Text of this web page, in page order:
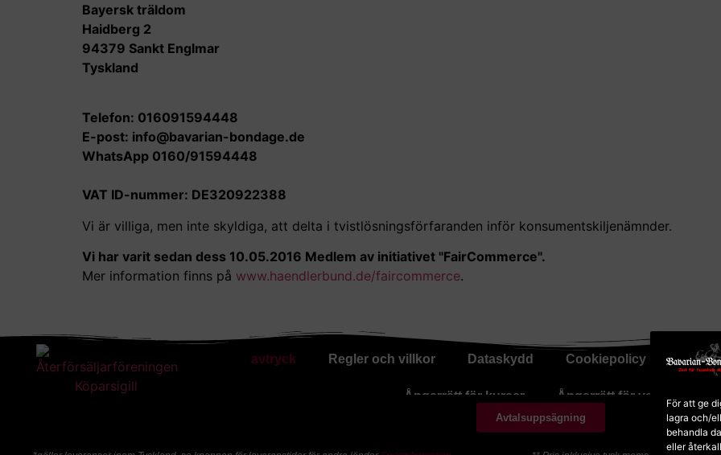
För att ge
lagra och/
behandla
eller
Bayersk träldom
Haidberg 2
94379 Sankt Englmar
Tyskland
Telefon: 016091594448
E-post: info@bavarian-bondage.de
WhatsApp 0160/91594448
VAT ID-nummer: DE320922388
Vi är villiga, men inte skyldiga, att delta i tvistlösningsförfaranden inför konsumentskiljenämnder.
Vi har varit sedan dess 10.05.2016 Medlem av initiativet "FairCommerce".
Mer information finns på www.haendlerbund.de/faircommerce.
avtryck Regler och villkor Dataskydd Cookiepolicy (EU)
Ångerrätt för kurser Ångerrätt för varor
Avtalsuppsägning